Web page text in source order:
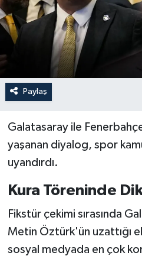
Paylaş
Galatasaray ile
yaşanan diyalog, spor
uyandırdı.
Kura Töreninde
Fikstür çekimi sırasında
Metin Öztürk'ün uzattığı
sosyal medyada en çok